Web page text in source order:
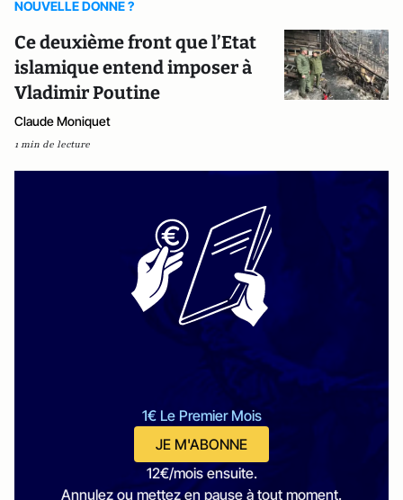
NOUVELLE DONNE ?
Ce deuxième front que l’Etat
islamique entend imposer à
Vladimir Poutine
Claude Moniquet
1 min de lecture
1€ Le Premier Mois
JE M'ABONNE
12€/mois ensuite.
Annulez ou mettez en pause à tout moment.